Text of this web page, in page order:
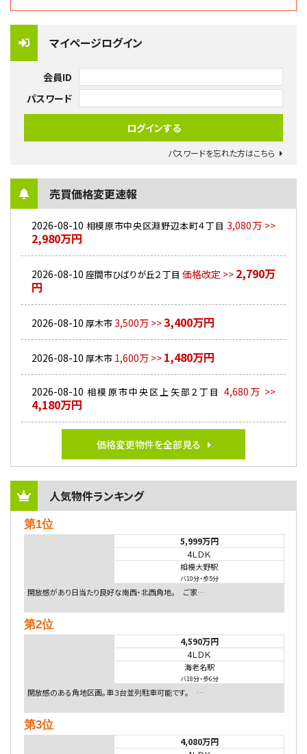
マイページログイン
会員ID
パスワード
パスワードを忘れた方はこちら
売買価格変更速報
2026-08-10 相模原市中央区淵野辺本町４丁目 3,080万 >>
2,980万円
2026-08-10 座間市ひばりが丘２丁目 価格改定 >> 2,790万
円
2026-08-10 厚木市3,500万 >>3,400万円
2026-08-10 厚木市 1,600万 >> 1,480万円
2026-08-10 相模原市中央区上矢部２丁目 4,680万 >>
4,180万円
価格変更物件を全部見る
人気物件ランキング
第1位
5,999万円
4ＬＤＫ
相模大野駅
バ10分・歩5分
開放感があり日当たり良好な南西・北西角地。 ご家…
第2位
4,590万円
4ＬＤＫ
海老名駅
バ18分・歩6分
開放感のある角地区画。車３台並列駐車可能です。 …
第3位
4,080万円